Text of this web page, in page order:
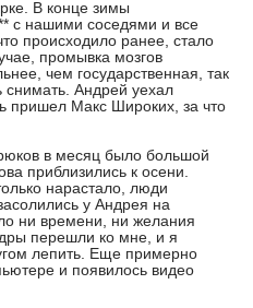
В конце зимы
с нашими соседями и все
происходило ранее, стало
промывка мозгов
чем государственная, так
снимать. Андрей уехал
пришел Макс Широких, за что
в месяц было большой
приблизились к осени.
нарастало, люди
у Андрея на
ни времени, ни желания
перешли ко мне, и я
лепить. Еще примерно
и появилось видео